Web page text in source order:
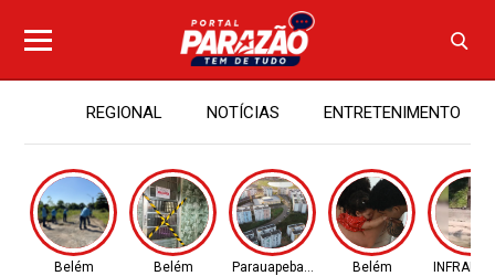
REGIONAL NOTÍCIAS ENTRETENIMENTO
Belém Belém Parauapebas - PA Belém